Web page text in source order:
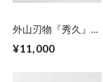
外山刃物『秀久』✖️
Leather Black
¥11,000